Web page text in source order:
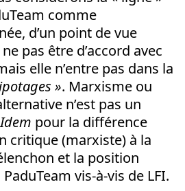
comme
d’un point de vue
pas être d’accord avec
elle n’entre pas dans la
». Marxisme ou
n’est pas un
Idem pour la différence
critique (marxiste) à la
et la position
vis-à-vis de LFI.